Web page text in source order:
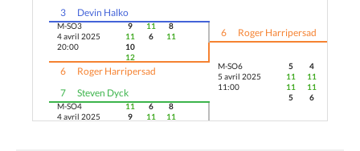
3
Devin Halko
M-SO3
4 avril 2025
20:00
9
11
11
6
8
11
10
12
6
Roger Harripersad
7
Steven Dyck
M-SO4
4 avril 2025
11
9
6
11
8
11
6 Roger Harripersad
M-SO6
5 avril 2025
11:00
5
11
4
11
11
5
11
6